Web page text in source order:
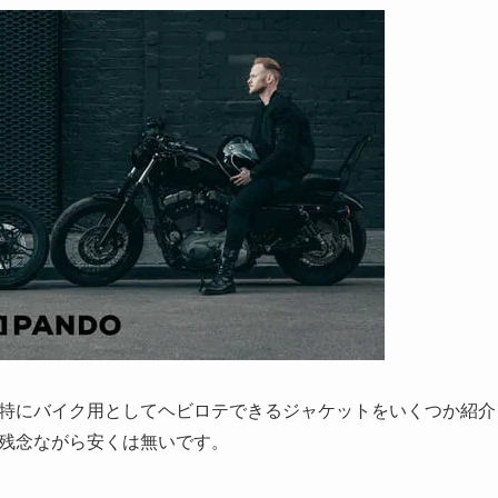
にバイク用としてヘビロテできるジャケットをいくつか紹介
念ながら安くは無いです。